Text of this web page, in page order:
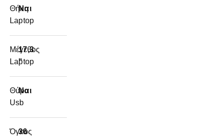
Θήκη
Laptop
Ναι
Μέγεθος
Laptop
17,3
"
Θύρα
Usb
Ναι
Όγκος
36